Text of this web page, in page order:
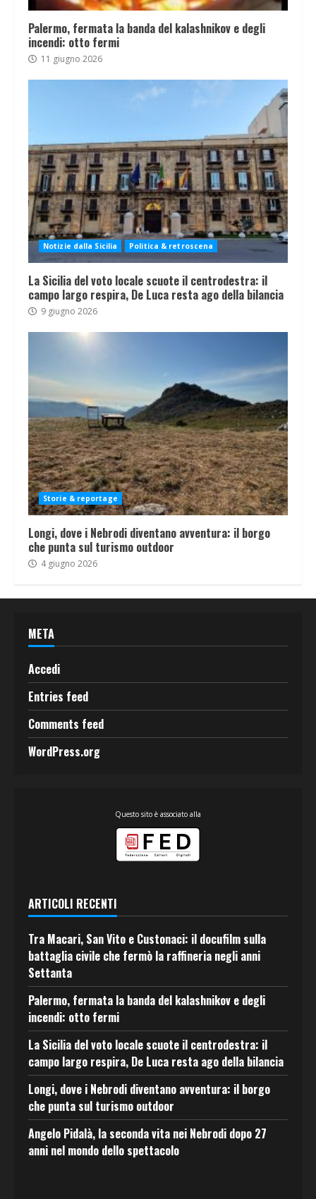
Palermo, fermata la banda del kalashnikov e degli
incendi: otto fermi
11 giugno 2026
Notizie dalla Sicilia Politica & retroscena
La Sicilia del voto locale scuote il centrodestra: il
campo largo respira, De Luca resta ago della bilancia
9 giugno 2026
Storie & reportage
Longi, dove i Nebrodi diventano avventura: il borgo
che punta sul turismo outdoor
4 giugno 2026
META
Accedi
Entries feed
Comments feed
WordPress.org
Questo sito è associato alla
ARTICOLI RECENTI
Tra Macari, San Vito e Custonaci: il docufilm sulla
battaglia civile che fermò la raffineria negli anni
Settanta
Palermo, fermata la banda del kalashnikov e degli
incendi: otto fermi
La Sicilia del voto locale scuote il centrodestra: il
campo largo respira, De Luca resta ago della bilancia
Longi, dove i Nebrodi diventano avventura: il borgo
che punta sul turismo outdoor
Angelo Pidalà, la seconda vita nei Nebrodi dopo 27
anni nel mondo dello spettacolo